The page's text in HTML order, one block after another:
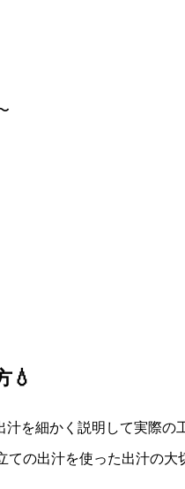
💧
を細かく説明して実際の
ての出汁を使った出汁の